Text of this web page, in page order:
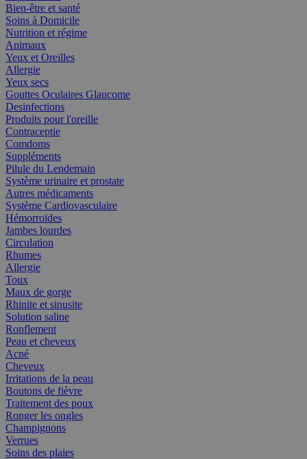
Bien-être et santé
Soins à Domicile
Nutrition et régime
Animaux
Yeux et Oreilles
Allergie
Yeux secs
Gouttes Oculaires Glaucome
Desinfections
Produits pour l'oreille
Contraceptie
Comdoms
Suppléments
Pilule du Lendemain
Système urinaire et prostate
Autres médicaments
Système Cardiovasculaire
Hémorroïdes
Jambes lourdes
Circulation
Rhumes
Allergie
Toux
Maux de gorge
Rhinite et sinusite
Solution saline
Ronflement
Peau et cheveux
Acné
Cheveux
Irritations de la peau
Boutons de fièvre
Traitement des poux
Ronger les ongles
Champignons
Verrues
Soins des plaies